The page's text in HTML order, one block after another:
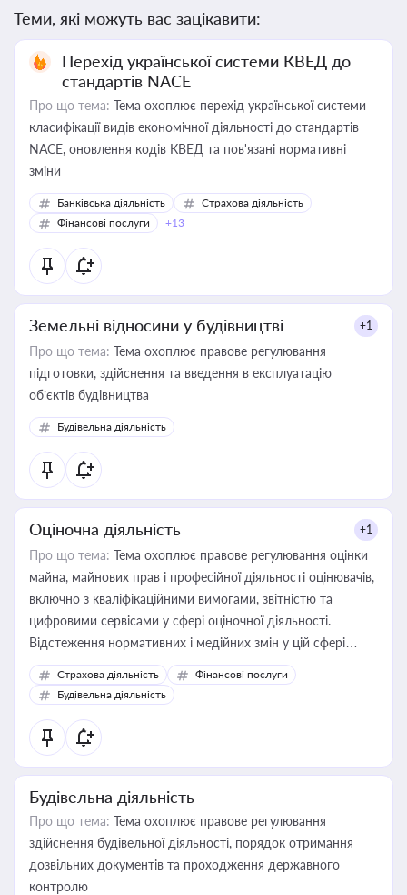
Теми, які можуть вас зацікавити:
Перехід української системи КВЕД до
стандартів NACE
Про що тема: Тема охоплює перехід української системи
класифікації видів економічної діяльності до стандартів
NACE, оновлення кодів КВЕД та пов'язані нормативні
зміни
Банківська діяльність
Страхова діяльність
Фінансові послуги
+13
Земельні відносини у будівництві +1
Про що тема: Тема охоплює правове регулювання
підготовки, здійснення та введення в експлуатацію
об’єктів будівництва
Будівельна діяльність
Оціночна діяльність +1
Про що тема: Тема охоплює правове регулювання оцінки
майна, майнових прав і професійної діяльності оцінювачів,
включно з кваліфікаційними вимогами, звітністю та
цифровими сервісами у сфері оціночної діяльності.
Відстеження нормативних і медійних змін у цій сфері
корисне для власника бізнесу, керівника, юриста або
бухгалтера під час оподаткування, приватизації, оренди
державного майна, корпоративних угод і перевірки
статусу суб'єктів оціночної діяльності
Страхова діяльність
Фінансові послуги
Будівельна діяльність
Будівельна діяльність
Про що тема: Тема охоплює правове регулювання
здійснення будівельної діяльності, порядок отримання
дозвільних документів та проходження державного
контролю